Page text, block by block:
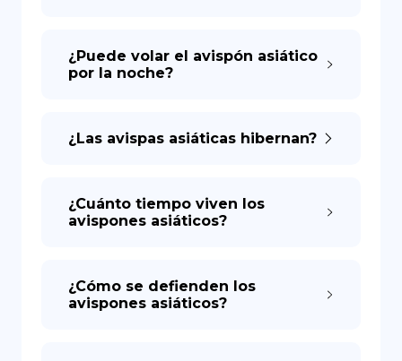
¿Puede volar el avispón asiático
por la noche?
¿Las avispas asiáticas hibernan?
¿Cuánto tiempo viven los
avispones asiáticos?
¿Cómo se defienden los
avispones asiáticos?